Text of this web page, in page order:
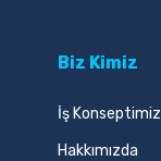
Biz Kimiz
İş Konseptimiz
Hakkımızda